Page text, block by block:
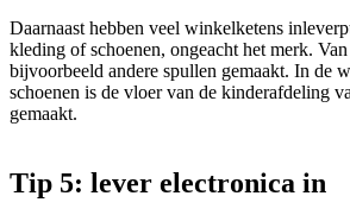
Daarnaast hebben veel winkelketens
kleding of schoenen, ongeacht het merk.
bijvoorbeeld andere spullen gemaakt. In de
schoenen is de vloer van de kinderafdeling
gemaakt.
Tip 5: lever electronica in